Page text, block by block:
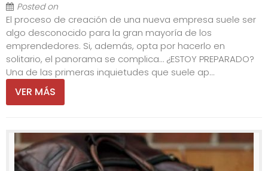
Posted on
El proceso de creación de una nueva empresa suele ser
algo desconocido para la gran mayoría de los
emprendedores. Si, además, opta por hacerlo en
solitario, el panorama se complica… ¿ESTOY PREPARADO?
Una de las primeras inquietudes que suele ap...
VER MÁS